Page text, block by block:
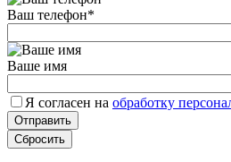
Ваш телефон*
Ваше имя
Я согласен на обработку